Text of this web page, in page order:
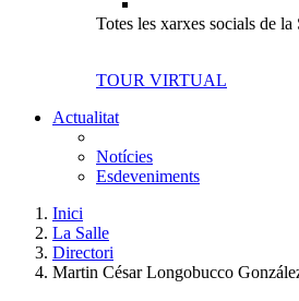
Totes les xarxes socials de
TOUR VIRTUAL
Actualitat
Notícies
Esdeveniments
Inici
La Salle
Directori
Martin César Longobucco